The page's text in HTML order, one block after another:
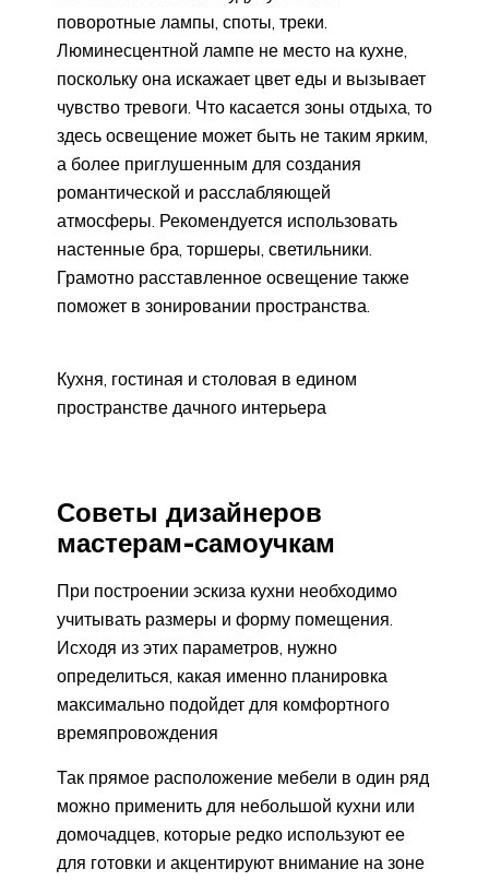
поворотные лампы, споты, треки.
Люминесцентной лампе не место на кухне,
поскольку она искажает цвет еды и вызывает
чувство тревоги. Что касается зоны отдыха, то
здесь освещение может быть не таким ярким,
а более приглушенным для создания
романтической и расслабляющей
атмосферы. Рекомендуется использовать
настенные бра, торшеры, светильники.
Грамотно расставленное освещение также
поможет в зонировании пространства.
Кухня, гостиная и столовая в едином
пространстве дачного интерьера
Советы дизайнеров
мастерам-самоучкам
При построении эскиза кухни необходимо
учитывать размеры и форму помещения.
Исходя из этих параметров, нужно
определиться, какая именно планировка
максимально подойдет для комфортного
времяпровождения
Так прямое расположение мебели в один ряд
можно применить для небольшой кухни или
домочадцев, которые редко используют ее
для готовки и акцентируют внимание на зоне